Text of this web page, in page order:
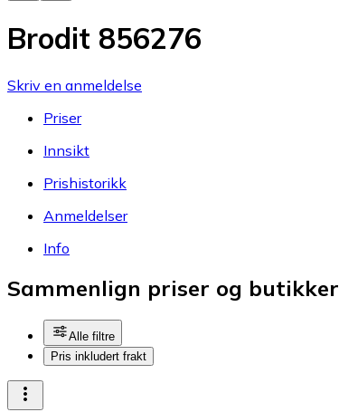
Brodit 856276
Skriv en anmeldelse
Priser
Innsikt
Prishistorikk
Anmeldelser
Info
Sammenlign priser og butikker
Alle filtre
Pris inkludert frakt